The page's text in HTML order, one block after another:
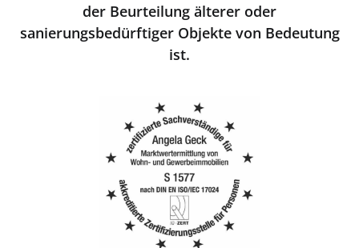
der Beurteilung älterer oder
sanierungsbedürftiger Objekte von Bedeutung
ist.